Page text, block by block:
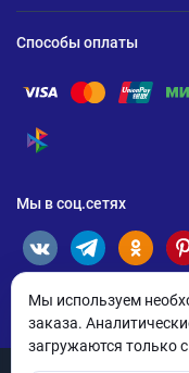
Способы оплаты
Помощь по оплате
Помощь поПомощь
Помощь по оплате
Мы в соц.сетях
Мы используем
заказа.
загружаются только